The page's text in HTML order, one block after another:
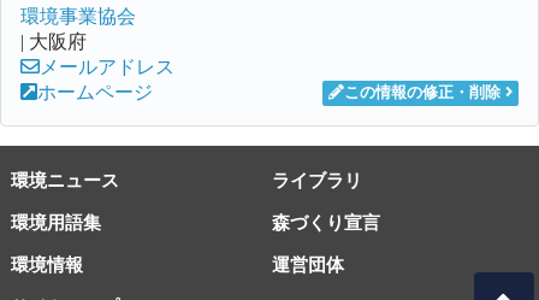
環境事業協会
| 大阪府
メールアドレス
ホームページ
この情報の修正・削除
環境ニュース ライブラリ
環境用語集 森づくり宣言
環境情報 運営団体